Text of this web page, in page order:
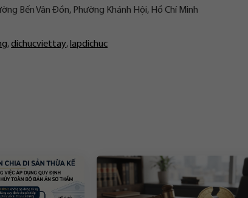
Bến Vân Đồn, Phường Khánh Hội, Hồ Chí Minh
,dichucviettay, lapdichuc